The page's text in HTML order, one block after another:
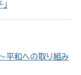
平和への取り組み